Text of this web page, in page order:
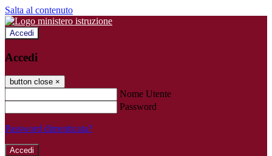
Salta al contenuto
Accedi
Accedi
button close ×
Nome Utente
Password
Password dimenticata?